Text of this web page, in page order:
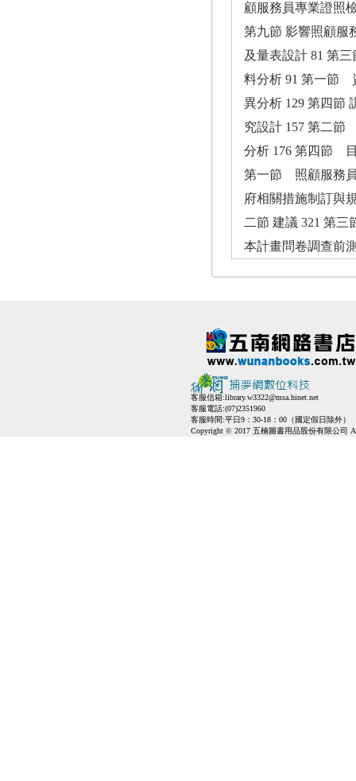
顧服務員專業證照
第九節 影響照顧服
及量表設計 81 第
料分析 91 第一節
異分析 129 第四節
究設計 157 第二節
分析 176 第四節
第一節 照顧服務
府相關措施制訂與
二節 建議 321 第三
本計畫問卷調查前
客服信箱:library.w3322@msa.hinet.net
客服電話:(07)2351960
客服時間:平日9：30-18：00（國定假日除外）
Copyright © 2017 五楠圖書用品股份有限公司